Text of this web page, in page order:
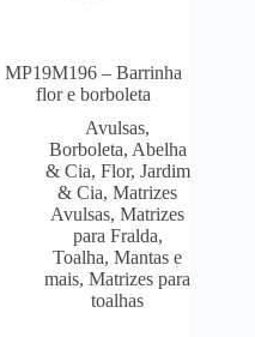
MP19M196 – Barrinha
flor e borboleta
Avulsas,
Borboleta, Abelha
& Cia, Flor, Jardim
& Cia,Matrizes
Avulsas,Matrizes
para Fralda,
Toalha, Mantas e
mais,Matrizes para
toalhas